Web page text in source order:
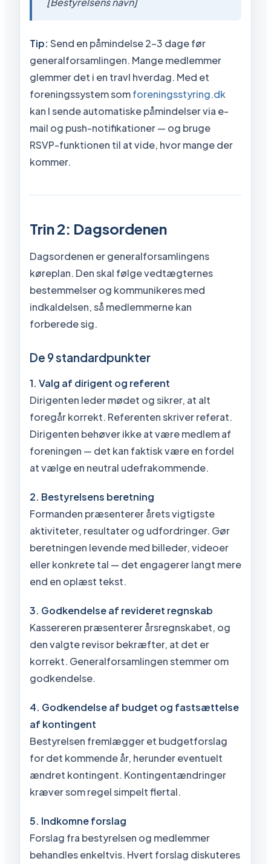
Tip: Send en påmindelse 2-3 dage før
generalforsamlingen. Mange medlemmer
glemmer det i en travl hverdag. Med et
foreningssystem somforeningsstyring.dk
kan I sende automatiske påmindelser via e-
mail og push-notifikationer — og bruge
RSVP-funktionen til at vide, hvor mange der
kommer.
Trin 2: Dagsordenen
Dagsordenen er generalforsamlingens
køreplan. Den skal følge vedtægternes
bestemmelser og kommunikeres med
indkaldelsen, så medlemmerne kan
forberede sig.
De 9 standardpunkter
1. Valg af dirigent og referent
Dirigenten leder mødet og sikrer, at alt
foregår korrekt. Referenten skriver referat.
Dirigenten behøver ikke at være medlem af
foreningen — det kan faktisk være en fordel
at vælge en neutral udefrakommende.
2. Bestyrelsens beretning
Formanden præsenterer årets vigtigste
aktiviteter, resultater og udfordringer. Gør
beretningen levende med billeder, videoer
eller konkrete tal — det engagerer langt mere
end en oplæst tekst.
3. Godkendelse af revideret regnskab
Kassereren præsenterer årsregnskabet, og
den valgte revisor bekræfter, at det er
korrekt. Generalforsamlingen stemmer om
godkendelse.
4. Godkendelse af budget og fastsættelse
af kontingent
Bestyrelsen fremlægger et budgetforslag
for det kommende år, herunder eventuelt
ændret kontingent. Kontingentændringer
kræver som regel simpelt flertal.
5. Indkomne forslag
Forslag fra bestyrelsen og medlemmer
behandles enkeltvis. Hvert forslag diskuteres